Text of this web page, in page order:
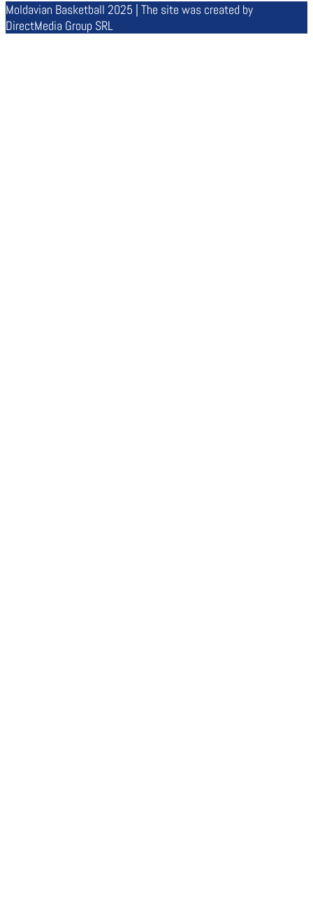
Moldavian Basketball 2025 | The site was created by
DirectMedia Group SRL